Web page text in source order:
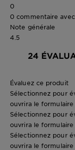
0
0 commentaire avec
Note générale
4.5
24
Évaluez ce produit
Sélectionnez pour
ouvrira le formulaire
Sélectionnez pour
ouvrira le formulaire
Sélectionnez pour
ouvrira le formulaire